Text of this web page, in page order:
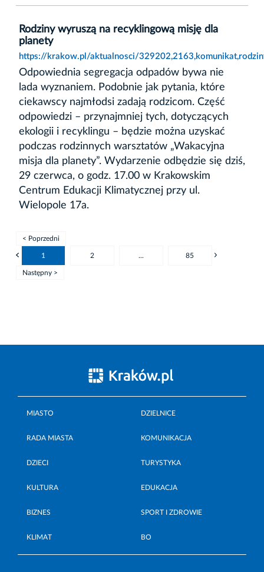
Rodziny wyruszą na recyklingową misję dla
planety
https://krakow.pl/aktualnosci/
Odpowiednia segregacja odpadów bywa nie
lada wyznaniem. Podobnie jak pytania, które
ciekawscy najmłodsi zadają rodzicom. Część
odpowiedzi – przynajmniej tych, dotyczących
ekologii i recyklingu – będzie można uzyskać
podczas rodzinnych warsztatów „Wakacyjna
misja dla planety”. Wydarzenie odbędzie się dziś,
29 czerwca, o godz. 17.00 w Krakowskim
Centrum Edukacji Klimatycznej przy ul.
Wielopole 17a.
< Poprzedni
1 2 ... 85
Następny >
MIASTO DZIELNICE
RADA MIASTA KOMUNIKACJA
DZIECI TURYSTYKA
KULTURA EDUKACJA
BIZNES SPORT I ZDROWIE
KLIMAT BO